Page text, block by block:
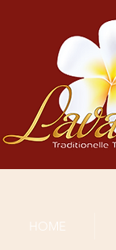
HOME